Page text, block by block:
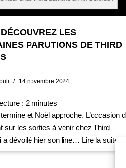
LES
PARUTIONS DE THIRD
14 novembre 2024
: 2 minutes
termine et Noël approche. L’occasion
sur les sorties à venir chez Third
a dévoilé hier son line… Lire la suite »